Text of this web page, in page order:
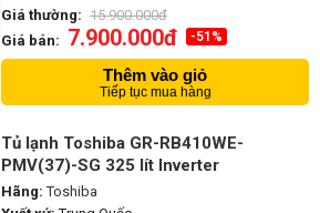
Giá thường: 15.900.000đ
Giá bán: 7.900.000đ -51%
Thêm vào giỏ
Tiếp tục mua hàng
Tủ lạnh Toshiba GR-RB410WE-
PMV(37)-SG 325 lít Inverter
Hãng: Toshiba